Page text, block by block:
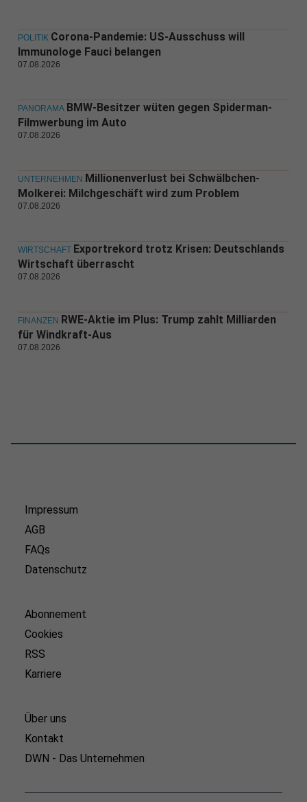
POLITIK Corona-Pandemie: US-Ausschuss will
Immunologe Fauci belangen
07.08.2026
PANORAMA BMW-Besitzer wüten gegen Spiderman-
Filmwerbung im Auto
07.08.2026
UNTERNEHMEN Millionenverlust bei Schwälbchen-
Molkerei: Milchgeschäft wird zum Problem
07.08.2026
WIRTSCHAFT Exportrekord trotz Krisen: Deutschlands
Wirtschaft überrascht
07.08.2026
FINANZEN RWE-Aktie im Plus: Trump zahlt Milliarden
für Windkraft-Aus
07.08.2026
Impressum
AGB
FAQs
Datenschutz
Abonnement
Cookies
RSS
Karriere
Über uns
Kontakt
DWN - Das Unternehmen